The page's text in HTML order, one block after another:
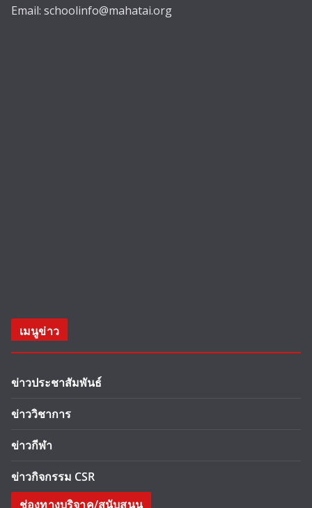
Email: schoolinfo@mahatai.org
เมนูข่าว
ข่าวประชาสัมพันธ์
ข่าววิชาการ
ข่าวกีฬา
ข่าวกิจกรรม CSR
ช่องทางบริจาค/สนับสนุน